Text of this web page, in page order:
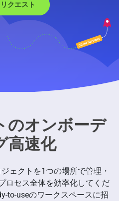
クエスト
ポートするた
のオンボーデ
高速化
ェクトを1つの場所で管理・
ロセス全体を効率化してくだ
to-useのワークスペースに招